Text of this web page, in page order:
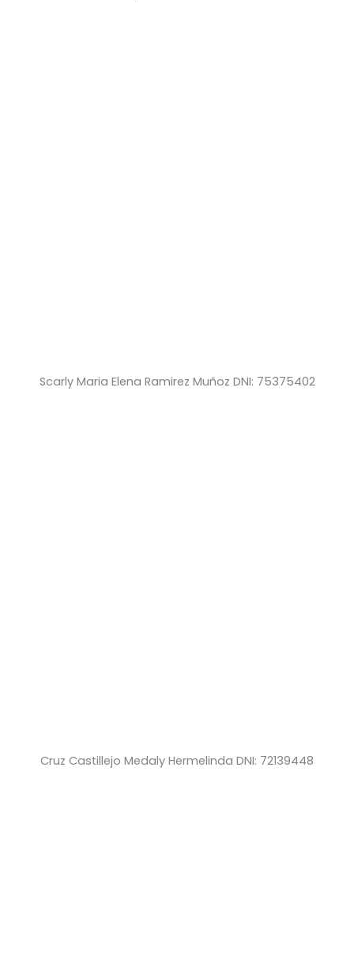
Scarly Maria Elena Ramirez Muñoz DNI: 75375402
Cruz Castillejo Medaly Hermelinda DNI: 72139448